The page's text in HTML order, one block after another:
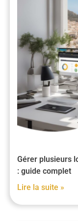
Gérer plusieurs
: guide complet
Lire la suite »